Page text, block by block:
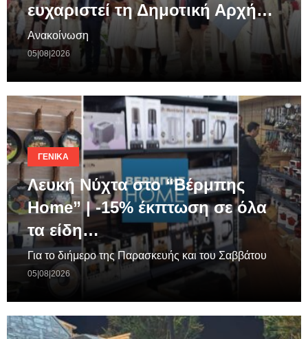
ευχαριστεί τη Δημοτική Αρχή…
Ανακοίνωση
05|08|2026
ΓΕΝΙΚΆ
Λευκή Νύχτα στο “Βέρμπης
Home” | -15% έκπτωση σε όλα
τα είδη…
Για το διήμερο της Παρασκευής και του Σαββάτου
05|08|2026